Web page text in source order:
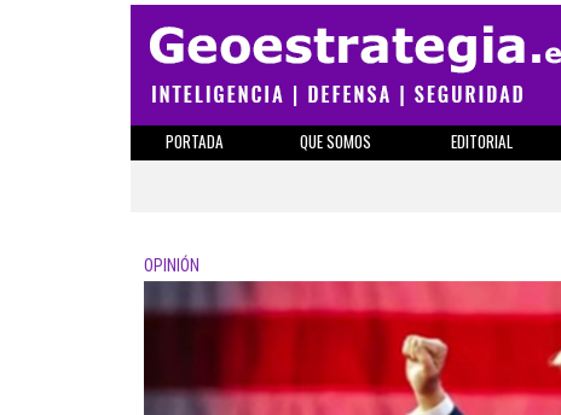
PORTADA QUE SOMOS EDITORIAL
OPINIÓN